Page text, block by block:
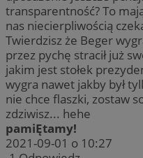
transparentność? To
nas niecierpliwością
Twierdzisz że Beger
przez pychę stracił już
jakim jest stołek
wygra nawet jakby był
nie chce flaszki, zostaw
zdziwisz... hehe
pamiĘtamy!
2021-09-01 o 10:27